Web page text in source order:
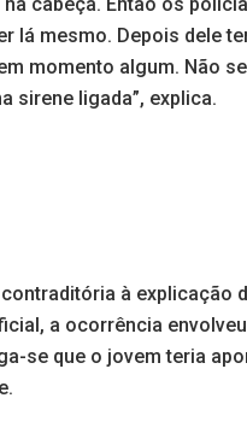
lá mesmo. Depois dele
momento algum. Não
sirene ligada”, explica.
à explicação
a ocorrência
se que o jovem teria